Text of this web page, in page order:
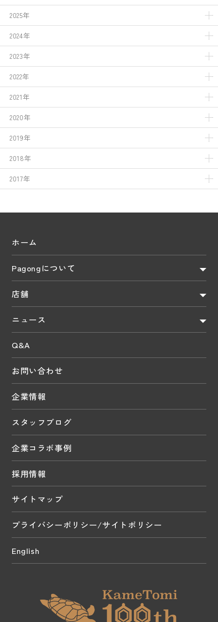
2025年
2024年
2023年
2022年
2021年
2020年
2019年
2018年
2017年
ホーム
Pagongについて
店舗
ニュース
Q&A
お問い合わせ
企業情報
スタッフブログ
企業コラボ事例
採用情報
サイトマップ
プライバシーポリシー/サイトポリシー
English